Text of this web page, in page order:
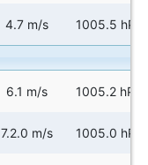
4.7 m/s 1005.5 hPa
6.1 m/s 1005.2 hPa
7.2.0 m/s 1005.0 hPa